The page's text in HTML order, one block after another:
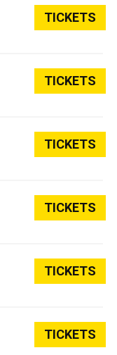
TICKETS
TICKETS
TICKETS
TICKETS
TICKETS
TICKETS